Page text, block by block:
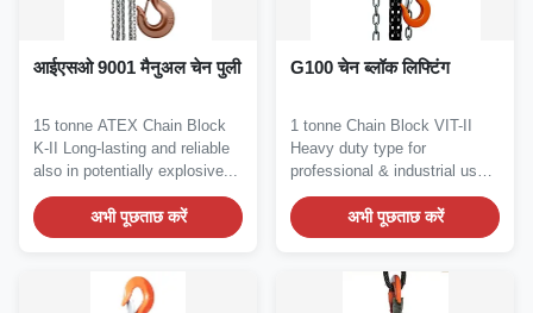
आईएसओ 9001 मैनुअल चेन पुली
15 tonne ATEX Chain Block
K-II Long-lasting and reliable
also in potentially explosive...
अभी पूछताछ करें
G100 चेन ब्लॉक लिफ्टिंग
1 tonne Chain Block VIT-II
Heavy duty type for
professional & industrial users
Description...
अभी पूछताछ करें